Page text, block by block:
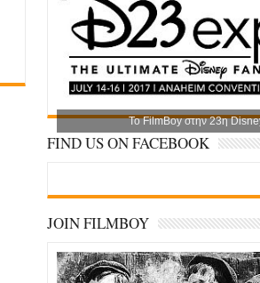
Το FilmBoy στην 23η
FIND US ON FACEBOOK
JOIN FILMBOY